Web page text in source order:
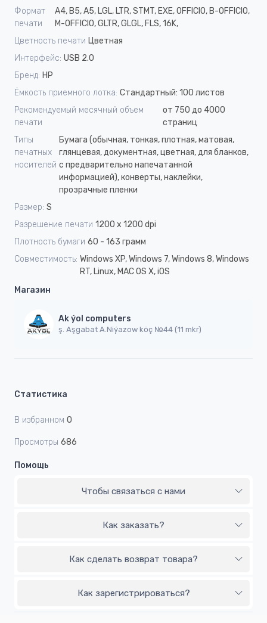
Формат
печати
A4, B5, A5, LGL, LTR, STMT, EXE, OFFICIO, B-OFFICIO,
M-OFFICIO, GLTR, GLGL, FLS, 16K,
Цветность печати Цветная
Интерфейс: USB 2.0
Бренд: HP
Ёмкость приемного лотка: Стандартный: 100 листов
Рекомендуемый месячный объем
печати
от 750 до 4000
страниц
Типы
печатных
носителей
Бумага (обычная, тонкая, плотная, матовая,
глянцевая, документная, цветная, для бланков,
с предварительно напечатанной
информацией), конверты, наклейки,
прозрачные пленки
Размер: S
Разрешение печати 1200 х 1200 dpi
Плотность бумаги 60 - 163 грамм
Совместимость: Windows XP, Windows 7, Windows 8, Windows
RT, Linux, MAC OS X, iOS
Магазин
Ak ýol computers
ş. Aşgabat A.Niýazow köç №44 (11 mkr)
Статистика
В избранном 0
Просмотры 686
Помощь
Чтобы связаться с нами
Как заказать?
Как сделать возврат товара?
Как зарегистрироваться?